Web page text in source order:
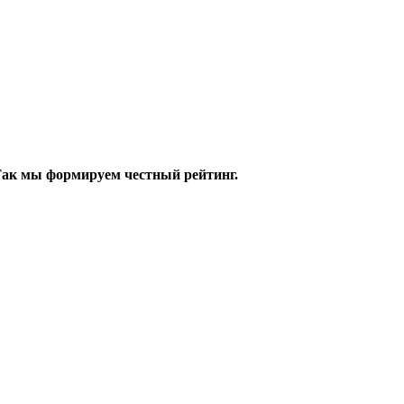
мы формируем честный рейтинг.